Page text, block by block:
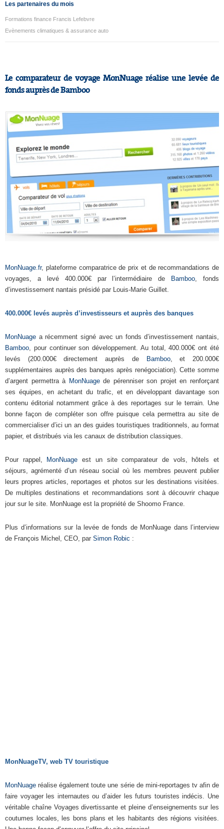
Les partenaires du mois
Formations finance Francis Lefebvre
Evènements climatiques & assurance auto
Le comparateur de voyage MonNuage réalise une levée de
fonds auprès de Bamboo
MonNuage.fr, plateforme comparatrice de prix et de recommandations de
voyages, a levé 400.000€ par l’intermédiaire de
Bamboo, fonds
d’investissement nantais présidé par Louis-Marie Guillet.
400.000€ levés auprès d’investisseurs et auprès des banques
MonNuage a récemment signé avec un fonds d’investissement nantais,
Bamboo, pour continuer son développement. Au total, 400.000€ ont été
levés (200.000€ directement auprès de
Bamboo, et 200.000€
supplémentaires auprès des banques après renégociation). Cette somme
d’argent permettra à MonNuagede pérenniser son projet en renforçant
ses équipes, en achetant du trafic, et en développant davantage son
contenu éditorial notamment grâce à des reportages sur le terrain. Une
bonne façon de compléter son offre puisque cela permettra au site de
commercialiser d’ici un an des guides touristiques traditionnels, au format
papier, et distribués via les canaux de distribution classiques.
Pour rappel, MonNuage est un site comparateur de vols, hôtels et
séjours, agrémenté d’un réseau social où les membres peuvent publier
leurs propres articles, reportages et photos sur les destinations visitées.
De multiples destinations et recommandations sont à découvrir chaque
jour sur le site. MonNuage est la propriété de Shoomo France.
Plus d’informations sur la levée de fonds de MonNuage dans l’interview
de François Michel, CEO, par Simon Robic :
MonNuageTV, web TV touristique
MonNuage réalise également toute une série de mini-reportages tv afin de
faire voyager les internautes ou d’aider les futurs touristes indécis. Une
véritable chaîne Voyages divertissante et pleine d’enseignements sur les
coutumes locales, les bons plans et les habitants des régions visitées.